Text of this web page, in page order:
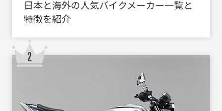
日本と海外の人気バイクメーカー一覧と
特徴を紹介